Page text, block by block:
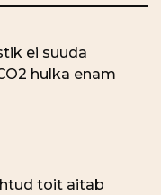
ei suuda
hulka enam
toit aitab